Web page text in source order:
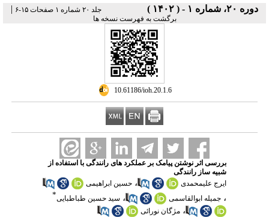
دوره ۲۰، شماره ۱ - ( ۱۴۰۲ ) جلد ۲۰ شماره ۱ صفحات ۱۵-۶ |
برگشت به فهرست نسخه ها
‎ 10.61186/ioh.20.1.6
بررسی اثر نوشتن پیامک بر عملکرد های رانندگی با استفاده از
شبیه ساز رانندگی
ایرج علیمحمدی
، حسین ابراهیمی
، جمیله ابوالقاسمی ، سید حسین طباطبایی*
، مژگان نورائی